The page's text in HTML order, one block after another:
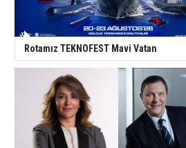
Rotamız TEKNOFEST Mavi Vatan